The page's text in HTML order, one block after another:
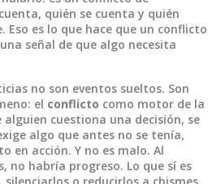
quién se cuenta y quién
Eso es lo que hace que un conflicto
señal de que algo necesita
no son eventos sueltos. Son
el conflicto como motor de la
alguien cuestiona una decisión, se
algo que antes no se tenía,
en acción. Y no es malo. Al
no habría progreso. Lo que sí es